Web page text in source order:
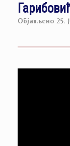
Објављено 25.